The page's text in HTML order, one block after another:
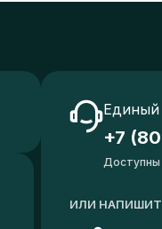
Единый
+7
Доступны
ИЛИ